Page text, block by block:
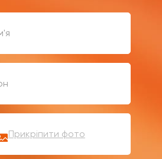
Прикріпити фото